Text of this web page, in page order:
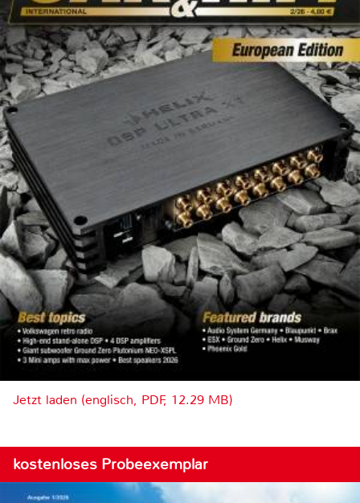
Jetzt laden (englisch, PDF, 12.29 MB)
kostenloses Probeexemplar